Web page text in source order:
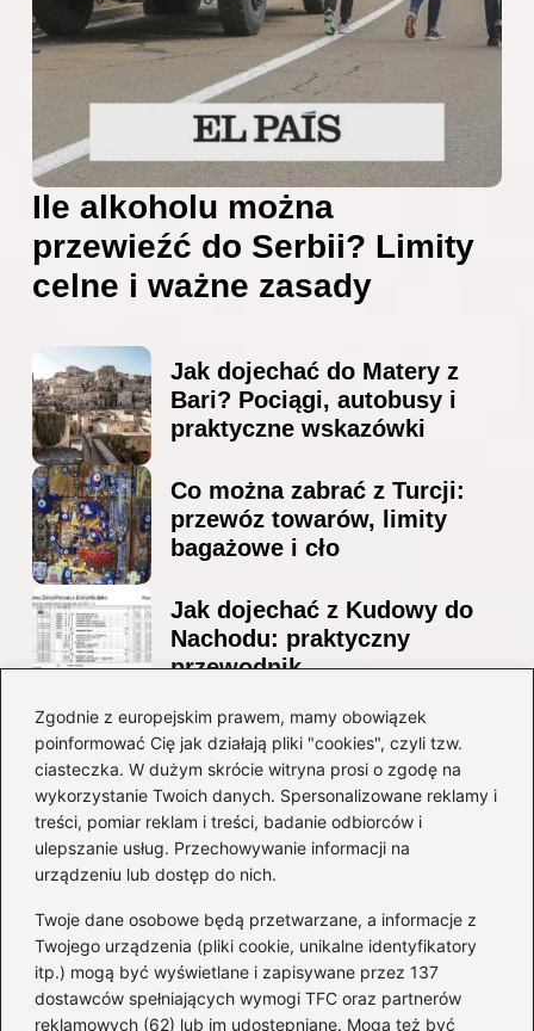
Zgodnie z europejskim prawem, mamy obowiązek
poinformować Cię jak działają pliki "cookies", czyli tzw.
ciasteczka. W dużym skrócie witryna prosi o zgodę na
wykorzystanie Twoich danych. Spersonalizowane reklamy i
treści, pomiar reklam i treści, badanie odbiorców i
ulepszanie usług. Przechowywanie informacji na
urządzeniu lub dostęp do nich.
Twoje dane osobowe będą przetwarzane, a informacje z
Twojego urządzenia (pliki cookie, unikalne identyfikatory
itp.) mogą być wyświetlane i zapisywane przez 137
dostawców spełniających wymogi TFC oraz partnerów
reklamowych (62) lub im udostępniane. Mogą też być
Ile alkoholu można
przewieźć do Serbii? Limity
celne i ważne zasady
Jak dojechać do Matery z
Bari? Pociągi, autobusy i
praktyczne wskazówki
Co można zabrać z Turcji:
przewóz towarów, limity
bagażowe i cło
Jak dojechać z Kudowy do
Nachodu: praktyczny
przewodnik
Ile alkoholu można
przewieźć z Albanii?
Przewodnik po przepisach i
ograniczeniach
Kategorie
Ciekawostki(8)
Kultura i tradycje(10)
Loty(237)